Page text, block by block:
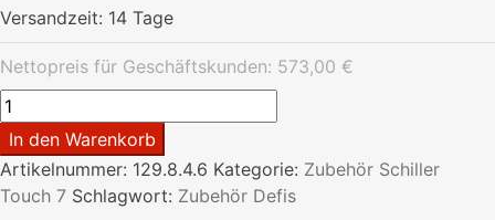
Versandzeit: 14 Tage
Nettopreis für Geschäftskunden: 573,00 €
IBP
Transducer
Transpac
IV
Menge
In den Warenkorb
Artikelnummer: 129.8.4.6 Kategorie: Zubehör Schiller
Touch 7 Schlagwort: Zubehör Defis